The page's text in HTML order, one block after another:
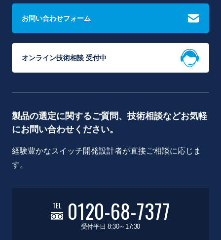
お問い合わせフォーム
オンライン技術相談 受付中
製品の選定に関するご質問、技術相談などお気軽
にお問い合わせください。
経験豊かなスイッチ開発設計者が直接ご相談に応じま
す。
TEL 0120-68-7377
受付平日 8:30～17:30